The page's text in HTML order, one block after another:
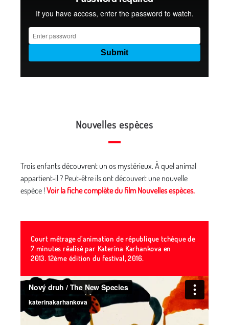
Nouvelles espèces
Trois enfants découvrent un os mystérieux. À quel animal
appartient-il ? Peut-être ils ont découvert une nouvelle
espèce !Voir la fiche complète du film Nouvelles espèces.
Court métrage d'animation de république tchèque de
7 minutes réalisé par Katerina Karhankova en
2013. 12ème édition du festival, 2016.